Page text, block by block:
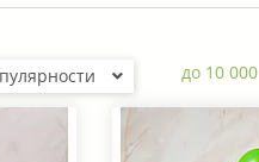
до 10 000